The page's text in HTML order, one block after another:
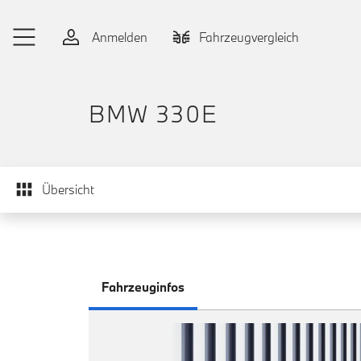
Anmelden
Fahrzeugvergleich
BMW 330E
Übersicht
Fahrzeuginfos